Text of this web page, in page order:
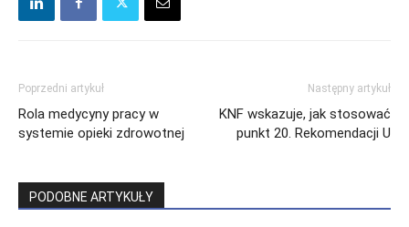
Poprzedni artykuł
Rola medycyny pracy w
systemie opieki zdrowotnej
Następny artykuł
KNF wskazuje, jak stosować
punkt 20. Rekomendacji U
PODOBNE ARTYKUŁY